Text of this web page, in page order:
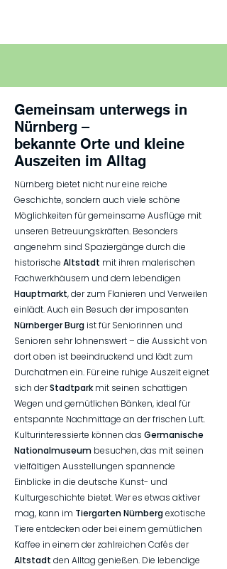
Gemeinsam unterwegs in
Nürnberg –
bekannte Orte und kleine
Auszeiten im Alltag
Nürnberg bietet nicht nur eine reiche
Geschichte, sondern auch viele schöne
Möglichkeiten für gemeinsame Ausflüge mit
unseren Betreuungskräften. Besonders
angenehm sind Spaziergänge durch die
historische Altstadt mit ihren malerischen
Fachwerkhäusern und dem lebendigen
Hauptmarkt, der zum Flanieren und Verweilen
einlädt. Auch ein Besuch der imposanten
Nürnberger Burg ist für Seniorinnen und
Senioren sehr lohnenswert – die Aussicht von
dort oben ist beeindruckend und lädt zum
Durchatmen ein. Für eine ruhige Auszeit eignet
sich derStadtparkmit seinen schattigen
Wegen und gemütlichen Bänken, ideal für
entspannte Nachmittage an der frischen Luft.
Kulturinteressierte können das Germanische
Nationalmuseum besuchen, das mit seinen
vielfältigen Ausstellungen spannende
Einblicke in die deutsche Kunst- und
Kulturgeschichte bietet. Wer es etwas aktiver
mag, kann im TiergartenNürnbergexotische
Tiere entdecken oder bei einem gemütlichen
Kaffee in einem der zahlreichen Cafés der
Altstadt den Alltag genießen. Die lebendige